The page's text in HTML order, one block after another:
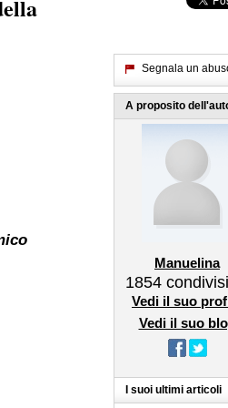
Segnala un
A proposito
Manuelina
1854
Vedi il suo
Vedi il suo
I suoi ultimi articoli